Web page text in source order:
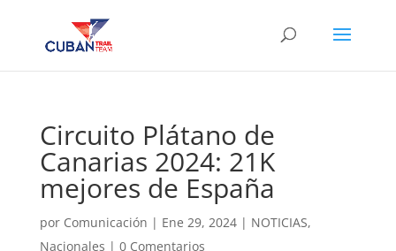
Circuito Plátano de
Canarias 2024: 21K
mejores de España
por Comunicación | Ene 29, 2024| NOTICIAS,
Nacionales | 0 Comentarios